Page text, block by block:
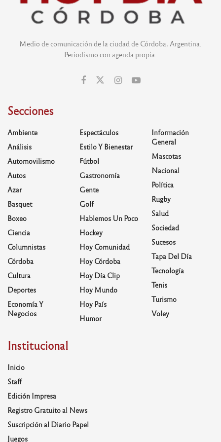
Medio de comunicación de la ciudad de Córdoba, Argentina.
Periodismo con agenda propia.
Secciones
Ambiente
Análisis
Automovilismo
Autos
Azar
Basquet
Boxeo
Ciencia
Columnistas
Córdoba
Cultura
Deportes
Economía Y
Negocios
Espectáculos
Estilo Y Bienestar
Fútbol
Gastronomía
Gente
Golf
Hablemos Un Poco
Hockey
Hoy Comunidad
Hoy Córdoba
Hoy Día Clip
Hoy Mundo
Hoy País
Humor
Información
General
Mascotas
Nacional
Política
Rugby
Salud
Sociedad
Sucesos
Tapa Del Día
Tecnología
Tenis
Turismo
Voley
Institucional
Inicio
Staff
Edición Impresa
Registro Gratuito al News
Suscripción al Diario Papel
Juegos